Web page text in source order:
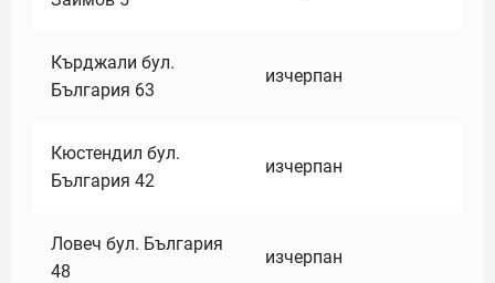
Кърджали бул.
България 63
изчерпан
Кюстендил бул.
България 42
изчерпан
Ловеч бул. България
48
изчерпан